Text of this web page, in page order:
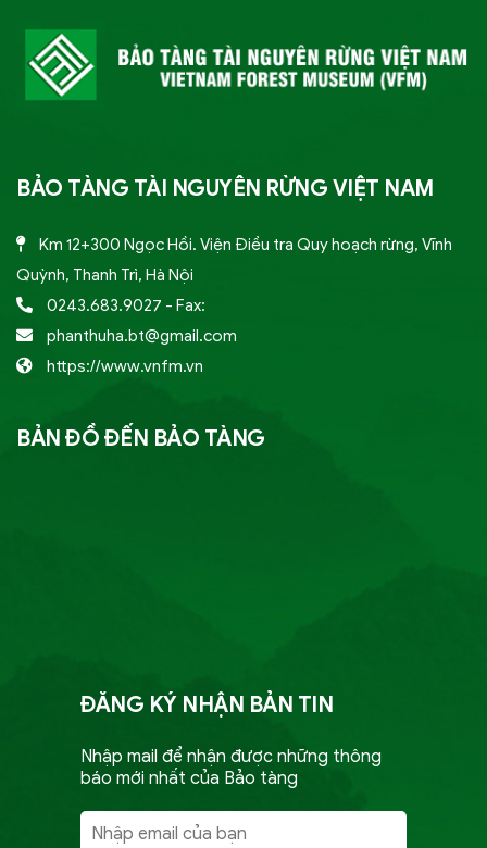
BẢO TÀNG TÀI NGUYÊN RỪNG VIỆT NAM
Km 12+300 Ngọc Hồi. Viện Điều tra Quy hoạch rừng, Vĩnh
Quỳnh, Thanh Trì, Hà Nội
0243.683.9027 - Fax:
phanthuha.bt@gmail.com
https://www.vnfm.vn
BẢN ĐỒ ĐẾN BẢO TÀNG
ĐĂNG KÝ NHẬN BẢN TIN
Nhập mail để nhận được những thông
báo mới nhất của Bảo tàng